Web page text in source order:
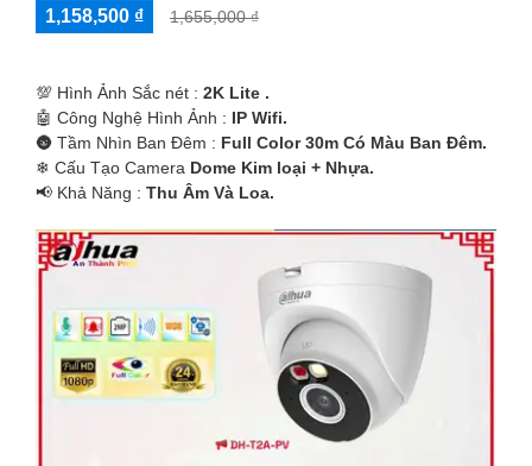
1,158,500 ₫ 1,655,000 ₫
💯 Hình Ảnh Sắc nét : 2K Lite .
🤖️ Công Nghệ Hình Ảnh : IP Wifi.
🌚 Tầm Nhìn Ban Đêm : Full Color 30m Có Màu Ban Ðêm.
❄ Cấu Tạo Camera Dome Kim loại + Nhựa.
️📢 Khả Năng : Thu Âm Và Loa.